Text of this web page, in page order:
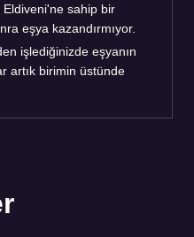
Eldiveni'ne sahip bir
eşya kazandırmıyor.
işlediğinizde eşyanın
artık birimin üstünde